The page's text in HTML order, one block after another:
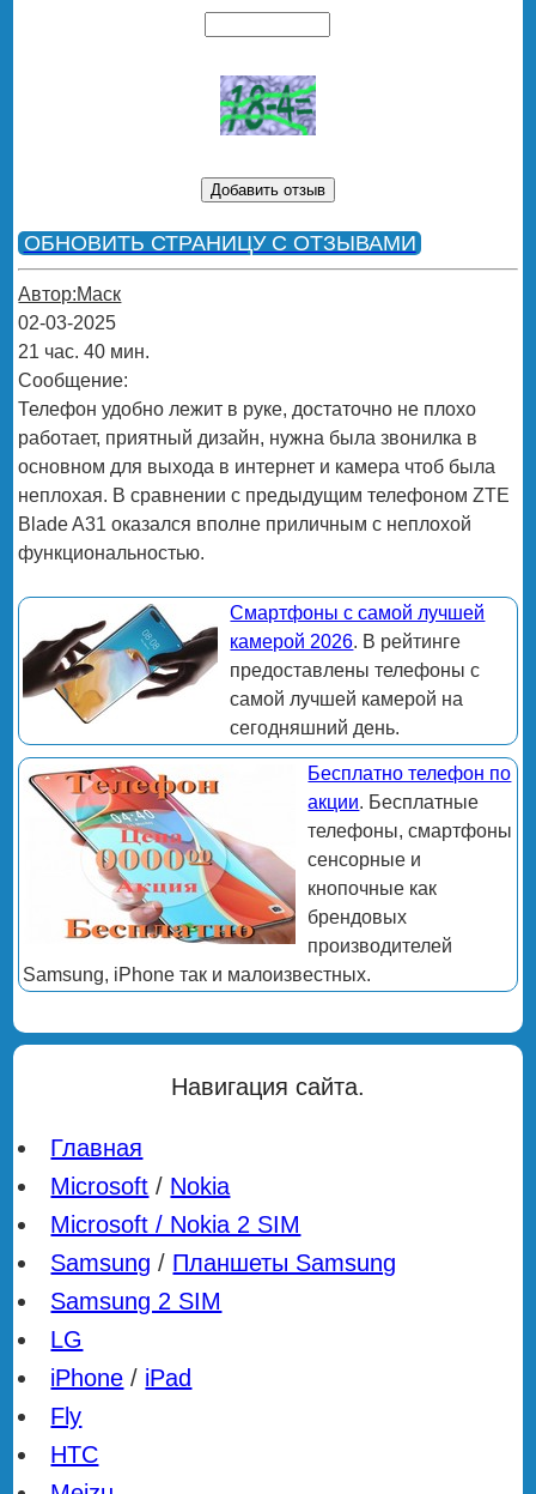
ОБНОВИТЬ СТРАНИЦУ С ОТЗЫВАМИ
Автор:Маск
02-03-2025
21 час. 40 мин.
Сообщение:
Телефон удобно лежит в руке, достаточно не плохо
работает, приятный дизайн, нужна была звонилка в
основном для выхода в интернет и камера чтоб была
неплохая. В сравнении с предыдущим телефоном ZTE
Blade A31 оказался вполне приличным с неплохой
функциональностью.
Смартфоны с самой лучшей
камерой 2026. В рейтинге
предоставлены телефоны с
самой лучшей камерой на
сегодняшний день.
Бесплатно телефон по
акции. Бесплатные
телефоны, смартфоны
сенсорные и
кнопочные как
брендовых
производителей
Samsung, iPhone так и малоизвестных.
Навигация сайта.
Главная
Microsoft / Nokia
Microsoft / Nokia 2 SIM
Samsung / Планшеты Samsung
Samsung 2 SIM
LG
iPhone / iPad
Fly
HTC